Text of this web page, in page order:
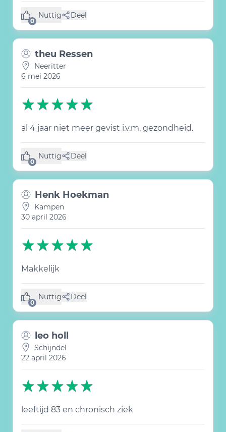
0
Nuttig
(0 like) Deel
theu Ressen
Neeritter
6 mei 2026
al 4 jaar niet meer gevist i.v.m. gezondheid.
0
Nuttig
(0 like) Deel
Henk Hoekman
Kampen
30 april 2026
Makkelijk
0
Nuttig
(0 like) Deel
leo holl
Schijndel
22 april 2026
leeftijd 83 en chronisch ziek